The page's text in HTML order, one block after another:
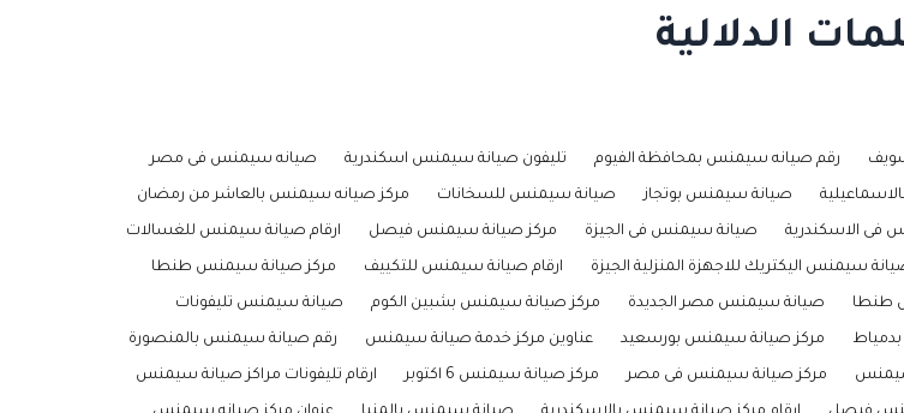
الدلالية
رقم صيانه سيمنس بمحافظة الفيوم تليفون صيانة سيمنس اسكندرية صيانه سيمنس فى مصر
صيانة سيمنس بوتجاز صيانة سيمنس للسخانات مركز صيانه سيمنس بالعاشر من رمضان
فى الاسكندرية صيانة سيمنس فى الجيزة مركز صيانة سيمنس فيصل ارقام صيانة سيمنس للغسالات
سيمنس اليكتريك للاجهزة المنزلية الجيزة ارقام صيانة سيمنس للتكييف مركز صيانة سيمنس طنطا
طنطا صيانة سيمنس مصر الجديدة مركز صيانة سيمنس بشبين الكوم صيانة سيمنس تليفونات
مركز صيانة سيمنس بورسعيد عناوين مركز خدمة صيانة سيمنس رقم صيانة سيمنس بالمنصورة
مركز صيانة سيمنس فى مصر مركز صيانة سيمنس 6 اكتوبر ارقام تليفونات مراكز صيانة سيمنس